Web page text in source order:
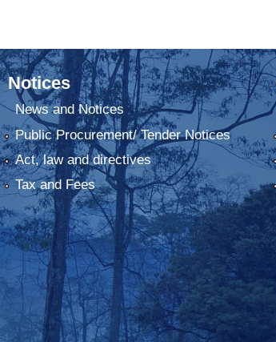
Notices
News and Notices
Public Procurement/ Tender Notices
Act, law and directives
Tax and Fees